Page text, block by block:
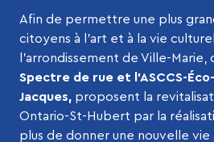
Afin de permettre une plus
citoyens à l’art et à la vie
l’arrondissement de Ville-
Spectre de rue et l’ASCCS-
Jacques, proposent la
Ontario-St-Hubert par la
plus de donner une nouvelle vie